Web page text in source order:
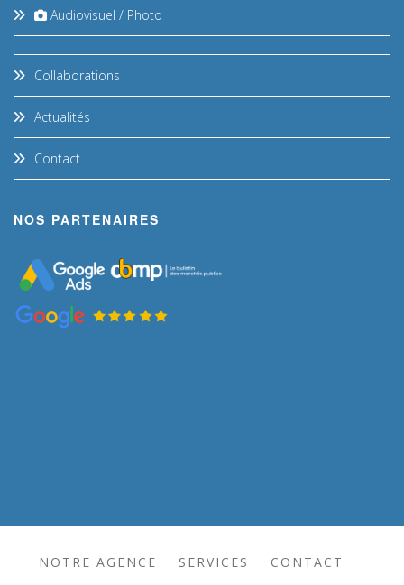
Audiovisuel / Photo
Collaborations
Actualités
Contact
NOS PARTENAIRES
NOTRE AGENCE SERVICES CONTACT